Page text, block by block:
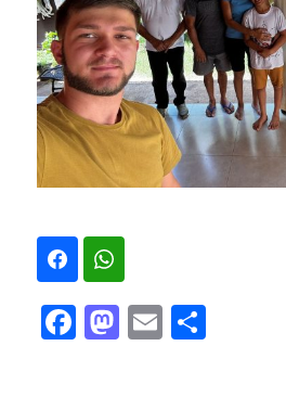
Facebook
Mastodon
EmailShare